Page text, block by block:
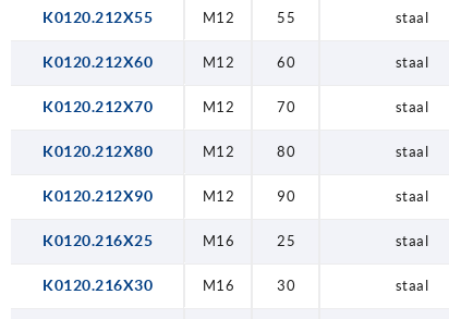
K0120.212X55 M12 55 staal
K0120.212X60 M12 60 staal
K0120.212X70 M12 70 staal
K0120.212X80 M12 80 staal
K0120.212X90 M12 90 staal
K0120.216X25 M16 25 staal
K0120.216X30 M16 30 staal